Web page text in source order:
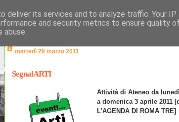
martedì 29 marzo 2011
SegnalARTI
Attività di Ateneo da
a domenica 3 aprile 2011
L'AGENDA DI ROMA TRE]
deliver its services and to analyze traffic. Your IP
and security metrics to ensure quality
abuse.